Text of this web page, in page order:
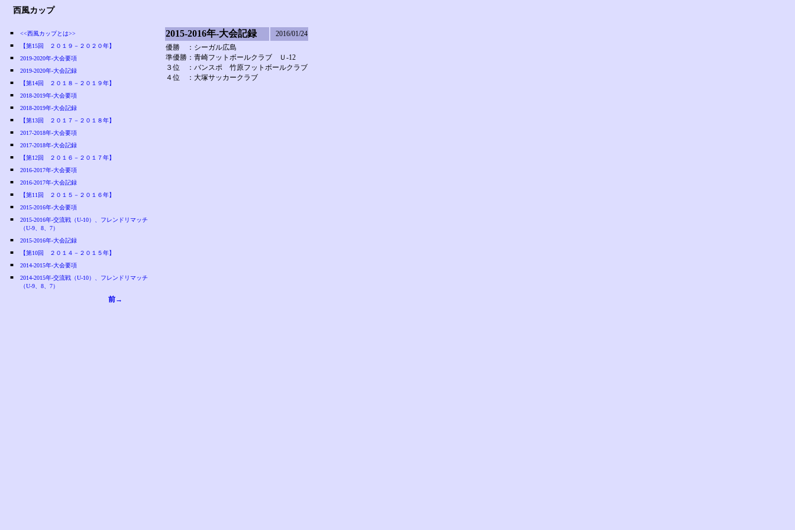
西風カップ
■
<<西風カップとは>>
■
【第15回 ２０１９－２０２０年】
■
2019-2020年-大会要項
■
2019-2020年-大会記録
■
【第14回 ２０１８－２０１９年】
■
2018-2019年-大会要項
■
2018-2019年-大会記録
■
【第13回 ２０１７－２０１８年】
■
2017-2018年-大会要項
■
2017-2018年-大会記録
■
【第12回 ２０１６－２０１７年】
■
2016-2017年-大会要項
■
2016-2017年-大会記録
■
【第11回 ２０１５－２０１６年】
■
2015-2016年-大会要項
■
2015-2016年-交流戦（U-10）、フレンドリマッチ
（U-9、8、7）
■
2015-2016年-大会記録
■
【第10回 ２０１４－２０１５年】
■
2014-2015年-大会要項
■
2014-2015年-交流戦（U-10）、フレンドリマッチ
（U-9、8、7）
前→
2015-2016年-大会記録
2016/01/24
優勝 ：シーガル広島
準優勝：青崎フットボールクラブ Ｕ-12
３位 ：バンスポ 竹原フットボールクラブ
４位 ：大塚サッカークラブ